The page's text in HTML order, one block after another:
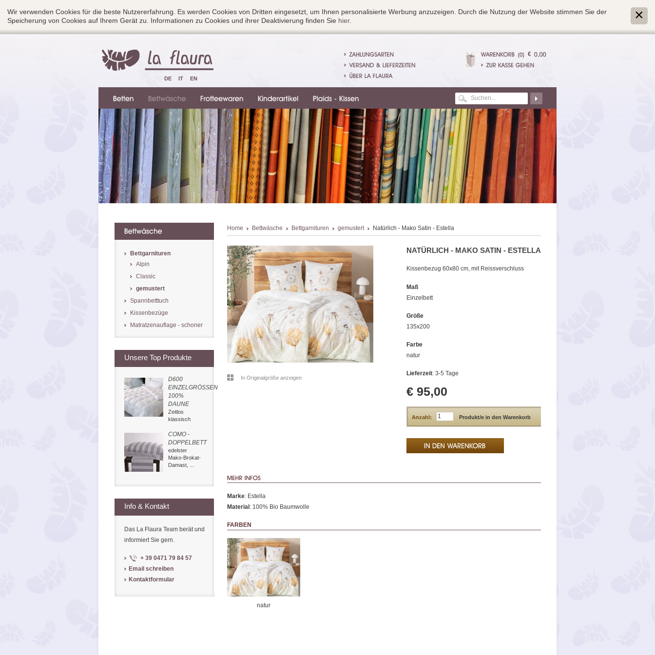
Wir verwenden Cookies für die beste Nutzererfahrung. Es werden Cookies von Dritten eingesetzt, um Ihnen personalisierte Werbung anzuzeigen. Durch die Nutzung der Website stimmen Sie der
Speicherung von Cookies auf Ihrem Gerät zu. Informationen zu Cookies und ihrer Deaktivierung finden Sie hier.
Home Bettwäsche Bettgarnituren gemustert Natürlich - Mako Satin - Estella
NATÜRLICH - MAKO SATIN - ESTELLA
Kissenbezug 60x80 cm, mit Reissverschluss
Maß
Einzelbett
Größe
135x200
Farbe
natur
Lieferzeit: 3-5 Tage
€ 95,00
Anzahl: Produkt/e in den Warenkorb
In Originalgröße anzeigen
Marke: Estella
Material : 100% Bio Baumwolle
FARBEN
natur
Bettgarnituren
Alpin
Classic
gemustert
Spannbetttuch
Kissenbezüge
Matratzenauflage - schoner
Unsere Top Produkte
D600
EINZELGRÖSSEN
100%
DAUNE
Zeitlos
klassisch
COMO -
DOPPELBETT
edelster
Mako-Brokat-
Damast, ...
Info & Kontakt
Das La Flaura Team berät und
informiert Sie gern.
+ 39 0471 79 84 57
Email schreiben
Kontaktformular
DE IT EN
€